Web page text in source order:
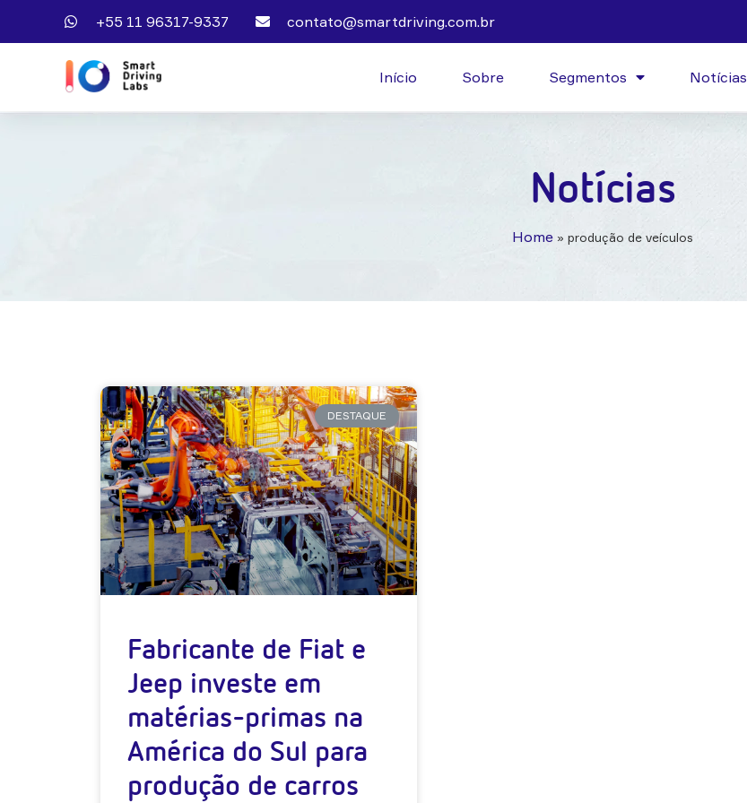
+55 11 96317-9337 contato@smartdriving.com.br
Início Sobre Segmentos Notícias
Notícias
Home » produção de veículos
DESTAQUE
Fabricante de Fiat e
Jeep investe em
matérias-primas na
América do Sul para
produção de carros